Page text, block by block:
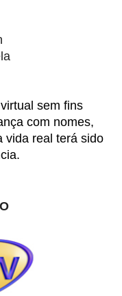
sem fins
com nomes,
vida real terá sido